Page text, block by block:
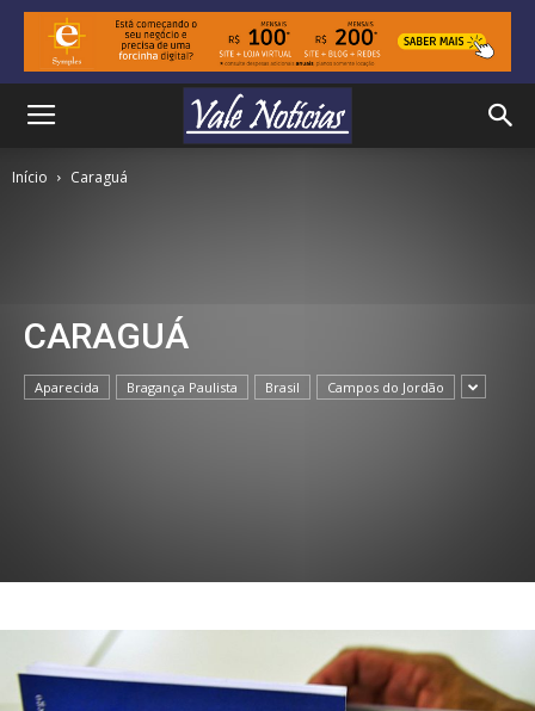
Início Caraguá
CARAGUÁ
Aparecida Bragança Paulista Brasil Campos do Jordão